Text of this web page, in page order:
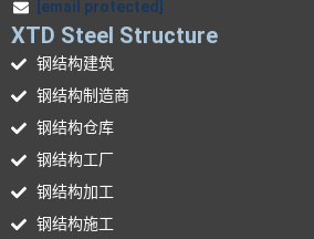
[email protected]
XTD Steel Structure
钢结构建筑
钢结构制造商
钢结构仓库
钢结构工厂
钢结构加工
钢结构施工